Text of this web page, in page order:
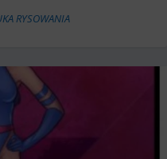
RYSOWANIA